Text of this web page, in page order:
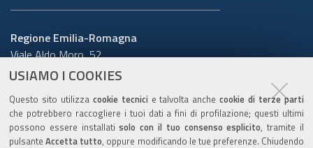
USIAMO I COOKIES
Questo sito utilizza cookie tecnici e talvolta anchecookie di terze parti
che potrebbero raccogliere i tuoi dati a fini di profilazione; questi ultimi
possono essere installatisolo con il tuo consenso esplicito, tramite il
pulsanteAccetta tutto, oppure modificando le tue preferenze. Chiudendo
Regione Emilia-Romagna
Viale Aldo Moro, 52
40127 Bologna
Cerca telefoni o indirizzi
URP